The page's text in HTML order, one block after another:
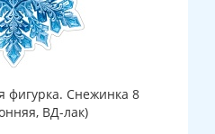
фигурка. Снежинка 8
ВД-лак)